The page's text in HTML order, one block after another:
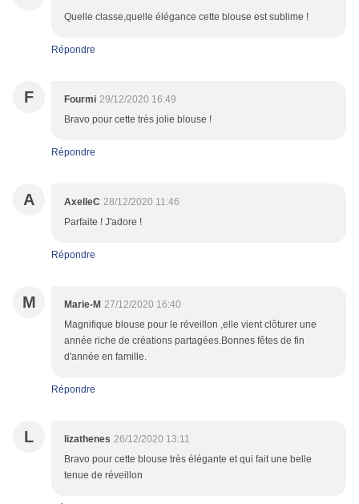
Quelle classe,quelle élégance cette blouse est sublime !
Répondre
F Fourmi 29/12/2020 16:49
Bravo pour cette très jolie blouse !
Répondre
A AxelleC 28/12/2020 11:46
Parfaite ! J'adore !
Répondre
M Marie-M 27/12/2020 16:40
Magnifique blouse pour le réveillon ,elle vient clôturer une
année riche de créations partagées.Bonnes fêtes de fin
d'année en famille.
Répondre
L lizathenes 26/12/2020 13:11
Bravo pour cette blouse très élégante et qui fait une belle
tenue de réveillon